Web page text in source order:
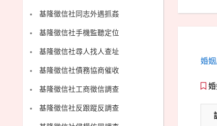
婚
基隆徵信社同志外遇抓姦
基隆徵信社手機監聽定位
基隆徵信社尋人找人查址
基隆徵信社債務協商催收
基隆徵信社工商徵信調查
基隆徵信社反跟蹤反調查